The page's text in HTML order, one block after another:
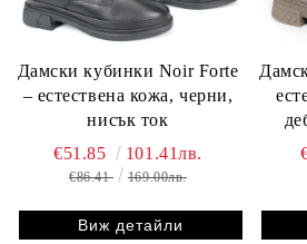
Дамски кубинки Noir Forte
– естествена кожа, черни,
нисък ток
€51.85 101.41лв.
€86.41 169.00лв.
Виж детайли